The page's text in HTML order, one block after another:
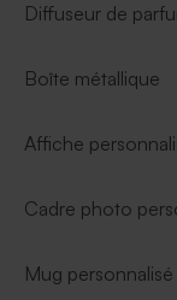
Diffuseur de
Boîte métallique
Affiche
Cadre photo
Mug personnalisé